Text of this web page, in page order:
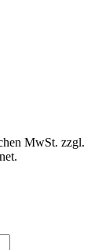
MwSt. zzgl.